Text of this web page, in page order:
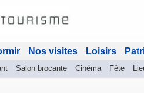
Salon brocante Cinéma Fête
Nos visites Loisirs